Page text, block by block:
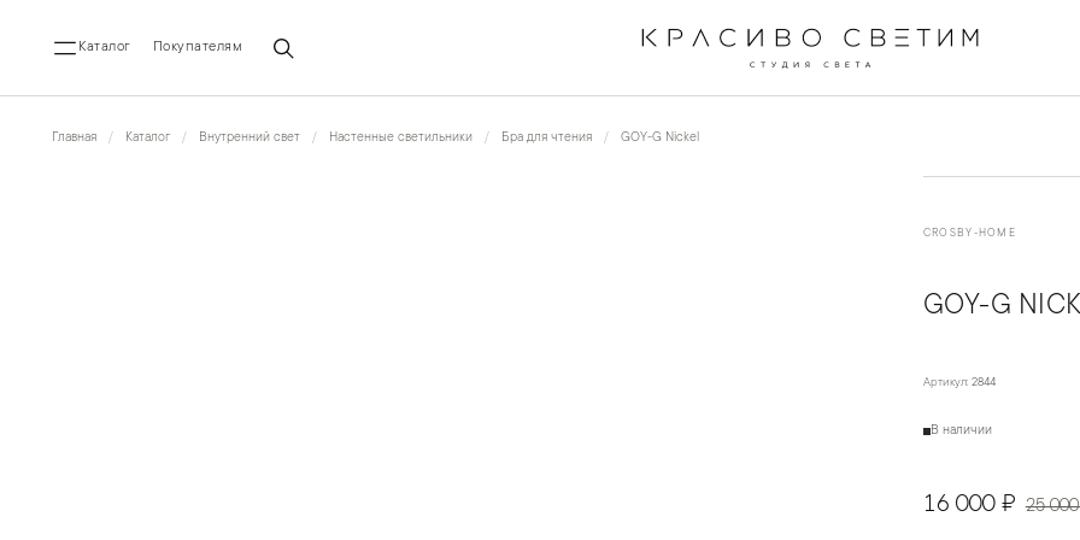
Каталог Покупателям
Главная Каталог Внутренний свет Настенные светильники Бра для чтения GOY-G Nickel
CROSBY-HOME
GOY-G
Артикул: 2844
В наличии
16 000 ₽ 25